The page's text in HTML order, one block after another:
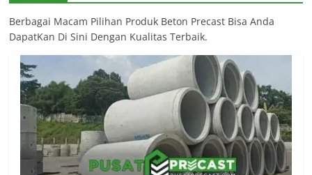
Berbagai Macam Pilihan Produk Beton Precast Bisa Anda
DapatKan Di Sini Dengan Kualitas Terbaik.